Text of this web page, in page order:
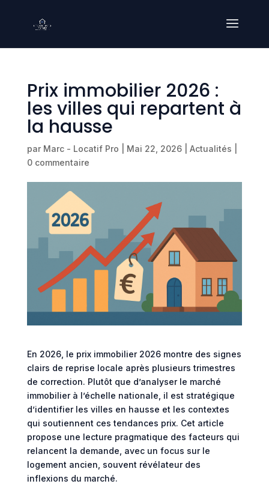
Prix immobilier 2026 :
les villes qui repartent à
la hausse
par Marc - Locatif Pro Mai 22, 2026| Actualités
0 commentaire
En 2026, le prix immobilier 2026 montre des signes
clairs de reprise locale après plusieurs trimestres
de correction. Plutôt que d’analyser le marché
immobilier à l’échelle nationale, il est stratégique
d’identifier les villes en hausse et les contextes
qui soutiennent ces tendances prix. Cet article
propose une lecture pragmatique des facteurs qui
relancent la demande, avec un focus sur le
logement ancien, souvent révélateur des
inflexions du marché.